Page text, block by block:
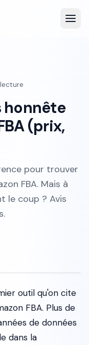
honnête
(prix,
pour trouver
FBA. Mais à
le coup ? Avis
outil qu'on cite
FBA. Plus de
de données
dans la